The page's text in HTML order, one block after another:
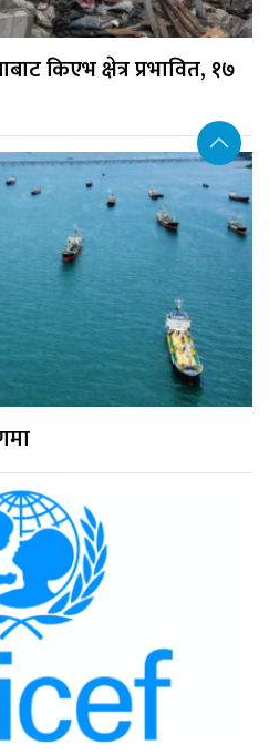
किएभ क्षेत्र प्रभावित, १७